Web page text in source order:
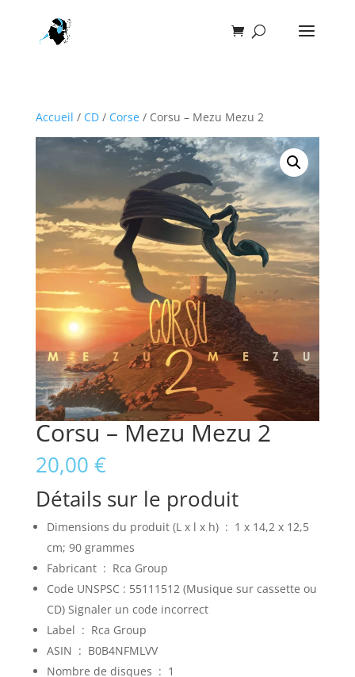
Accueil / CD/ Corse/ Corsu – Mezu Mezu 2
Corsu – Mezu Mezu 2
20,00 €
Détails sur le produit
Dimensions du produit (L x l x h) ‏ : ‎ 1 x 14,2 x 12,5
cm; 90 grammes
Fabricant ‏ : ‎ Rca Group
Code UNSPSC : 55111512 (Musique sur cassette ou
CD) Signaler un code incorrect
Label ‏ : ‎ Rca Group
ASIN ‏ : ‎ B0B4NFMLVV
Nombre de disques ‏ : ‎ 1